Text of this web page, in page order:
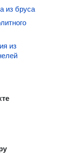
из бруса
из